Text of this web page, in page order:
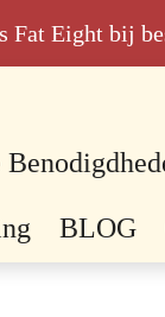
Eight bij
BLOG